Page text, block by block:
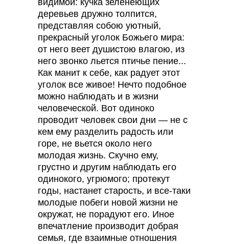
видимой: кучка зеленеющих
деревьев дружно толпится,
представляя собою уютный,
прекрасный уголок Божьего мира:
от него веет душистою влагою, из
него звонко льется птичье пение...
Как манит к себе, как радует этот
уголок все живое! Нечто подобное
можно наблюдать и в жизни
человеческой. Вот одиноко
проводит человек свои дни — не с
кем ему разделить радость или
горе, не вьется около него
молодая жизнь. Скучно ему,
грустно и другим наблюдать его
одинокого, угрюмого; протекут
годы, настанет старость, и все-таки
молодые побеги новой жизни не
окружат, не порадуют его. Иное
впечатление производит добрая
семья, где взаимные отношения